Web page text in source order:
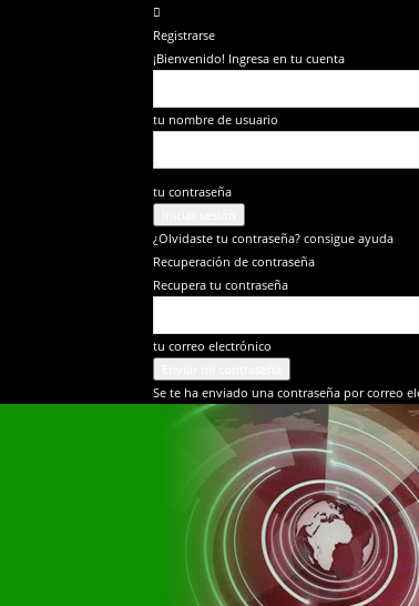
Registrarse
¡Bienvenido! Ingresa en tu cuenta
tu nombre de usuario
tu contraseña
¿Olvidaste tu contraseña? consigue ayuda
Recuperación de contraseña
Recupera tu contraseña
tu correo electrónico
Se te ha enviado una contraseña por correo